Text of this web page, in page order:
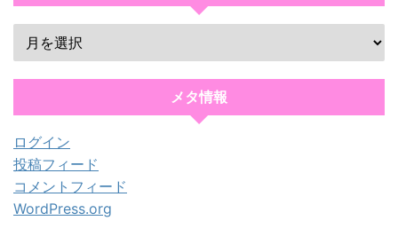
メタ情報
ログイン
投稿フィード
コメントフィード
WordPress.org